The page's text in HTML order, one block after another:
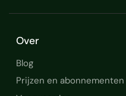
Over
Blog
Prijzen en abonnementen